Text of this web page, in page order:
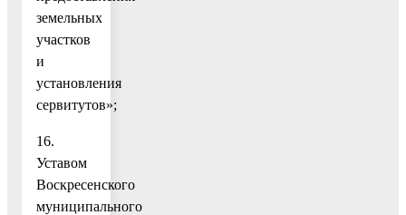
земельных
участков
и
установления
сервитутов»;
16.
Уставом
Воскресенского
муниципального